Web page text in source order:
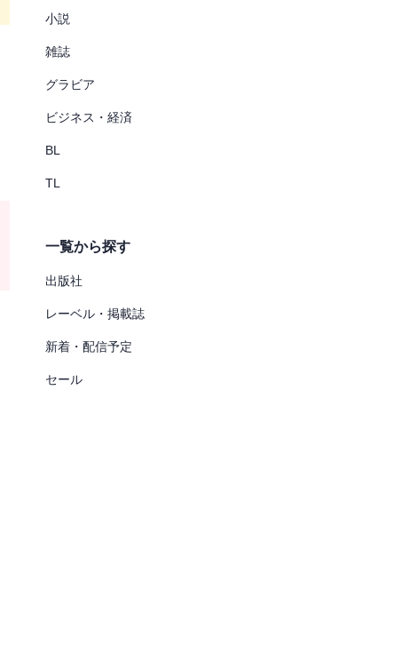
小説
雑誌
グラビア
ビジネス・経済
BL
TL
一覧から探す
出版社
レーベル・掲載誌
新着・配信予定
セール